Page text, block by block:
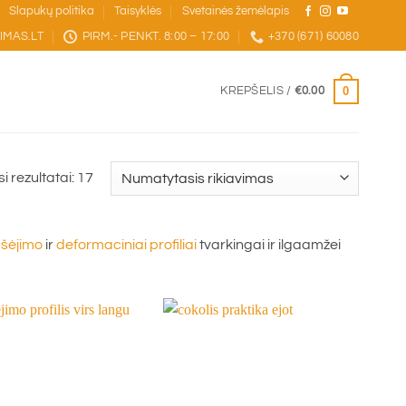
Slapukų politika Taisyklės Svetainės žemėlapis
PIRM.- PENKT. 8:00 – 17:00 +370 (671) 60080
KREPŠELIS / €0.00 0
rezultatai: 17
irdeformaciniai profiliaitvarkingai ir ilgaamžei